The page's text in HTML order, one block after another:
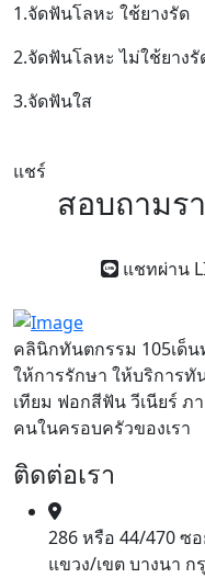
1.จัดฟันโลหะ ใช้ยางรัด
2.จัดฟันโลหะ ไม่ใช้ยาง
3.จัดฟันใส
แชร์
สอบถามร
แชทผ่าน
คลินิกทันตกรรม 105เด็
ให้การรักษา ให้บริการ
เทียม ฟอกสีฟัน วีเนียร์
คนในครอบครัวของเรา
ติดต่อเรา
286 หรือ 44/470 ซ
แขวง/เขต บางนา ก